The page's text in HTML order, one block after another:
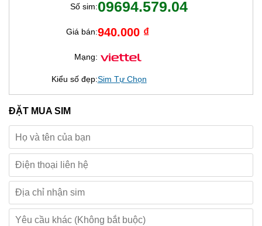
Số sim:09694.579.04
Giá bán:940.000 ₫
Mạng:
Kiểu số đẹp:Sim Tự Chọn
ĐẶT MUA SIM